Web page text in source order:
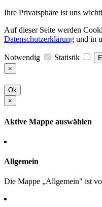
Ihre Privatsphäre ist uns
Auf dieser Seite werden
Datenschutzerklärung und in
Notwendig Statistik
×
Ok
×
Aktive Mappe auswählen
Allgemein
Die Mappe „Allgemein" ist